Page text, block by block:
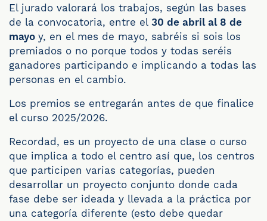
El jurado valorará los trabajos, según las bases
de la convocatoria, entre el 30 de abril al 8 de
mayo y, en el mes de mayo, sabréis si sois los
premiados o no porque todos y todas seréis
ganadores participando e implicando a todas las
personas en el cambio.
Los premios se entregarán antes de que finalice
el curso 2025/2026.
Recordad, es un proyecto de una clase o curso
que implica a todo el centro así que, los centros
que participen varias categorías, pueden
desarrollar un proyecto conjunto donde cada
fase debe ser ideada y llevada a la práctica por
una categoría diferente (esto debe quedar